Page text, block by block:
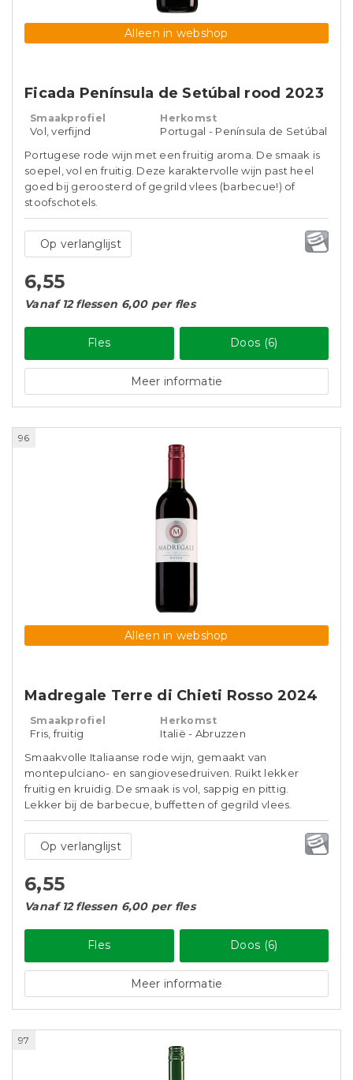
Alleen in webshop
Ficada Península de Setúbal rood 2023
Smaakprofiel
Vol, verfijnd
Herkomst
Portugal - Península de Setúbal
Portugese rode wijn met een fruitig aroma. De smaak is
soepel, vol en fruitig. Deze karaktervolle wijn past heel
goed bij geroosterd of gegrild vlees (barbecue!) of
stoofschotels.
Op verlanglijst
6,55
Vanaf 12 flessen 6,00 per fles
Fles Doos (6)
Meer informatie
96
Alleen in webshop
Madregale Terre di Chieti Rosso 2024
Smaakprofiel
Fris, fruitig
Herkomst
Italië - Abruzzen
Smaakvolle Italiaanse rode wijn, gemaakt van
montepulciano- en sangiovesedruiven. Ruikt lekker
fruitig en kruidig. De smaak is vol, sappig en pittig.
Lekker bij de barbecue, buffetten of gegrild vlees.
Op verlanglijst
6,55
Vanaf 12 flessen 6,00 per fles
Fles Doos (6)
Meer informatie
97